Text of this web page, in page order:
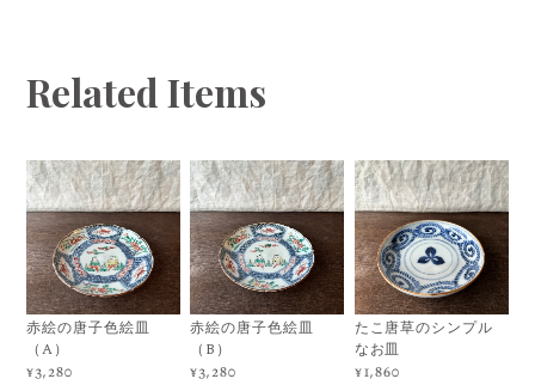
Related Items
赤絵の唐子色絵皿
（A）
¥3,280
赤絵の唐子色絵皿
（B）
¥3,280
たこ唐草のシンプル
なお皿
¥1,860